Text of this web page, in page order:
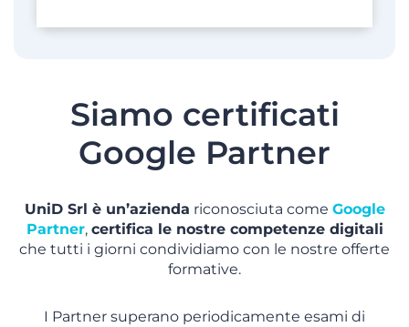
Siamo certificati
Google Partner
UniD Srl è un’azienda riconosciuta come Google
Partner, certifica le nostre competenze digitali
che tutti i giorni condividiamo con le nostre offerte
formative.
I Partner superano periodicamente esami di